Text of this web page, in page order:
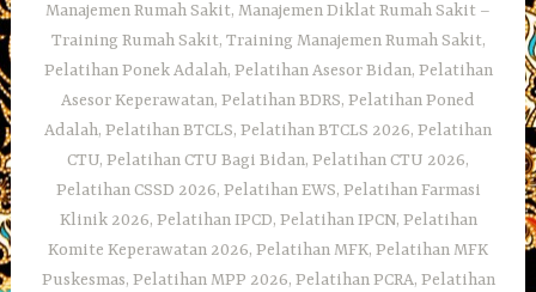
Manajemen Rumah Sakit, Manajemen Diklat Rumah Sakit –
Training Rumah Sakit, Training Manajemen Rumah Sakit,
Pelatihan Ponek Adalah, Pelatihan Asesor Bidan, Pelatihan
Asesor Keperawatan, Pelatihan BDRS, Pelatihan Poned
Adalah, Pelatihan BTCLS, Pelatihan BTCLS 2026, Pelatihan
CTU, Pelatihan CTU Bagi Bidan, Pelatihan CTU 2026,
Pelatihan CSSD 2026, Pelatihan EWS, Pelatihan Farmasi
Klinik 2026, Pelatihan IPCD, Pelatihan IPCN, Pelatihan
Komite Keperawatan 2026, Pelatihan MFK, Pelatihan MFK
Puskesmas, Pelatihan MPP 2026, Pelatihan PCRA, Pelatihan